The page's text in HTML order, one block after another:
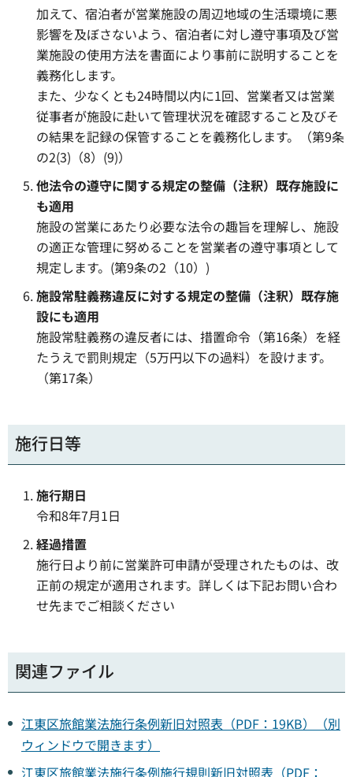
加えて、宿泊者が営業施設の周辺地域の生活環境に悪
影響を及ぼさないよう、宿泊者に対し遵守事項及び営
業施設の使用方法を書面により事前に説明することを
義務化します。
また、少なくとも24時間以内に1回、営業者又は営業
従事者が施設に赴いて管理状況を確認すること及びそ
の結果を記録の保管することを義務化します。（第9条
の2(3)（8）(9)）
他法令の遵守に関する規定の整備（注釈）既存施設に
も適用
施設の営業にあたり必要な法令の趣旨を理解し、施設
の適正な管理に努めることを営業者の遵守事項として
規定します。(第9条の2（10）)
施設常駐義務違反に対する規定の整備（注釈）既存施
設にも適用
施設常駐義務の違反者には、措置命令（第16条）を経
たうえで罰則規定（5万円以下の過料）を設けます。
（第17条）
施行日等
施行期日
令和8年7月1日
経過措置
施行日より前に営業許可申請が受理されたものは、改
正前の規定が適用されます。詳しくは下記お問い合わ
せ先までご相談ください
関連ファイル
江東区旅館業法施行条例新旧対照表（PDF：19KB）（別
ウィンドウで開きます）
江東区旅館業法施行条例施行規則新旧対照表（PDF：